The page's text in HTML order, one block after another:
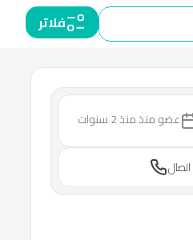
فلاتر
عضو منذمنذ 2 سنوات
اتصال